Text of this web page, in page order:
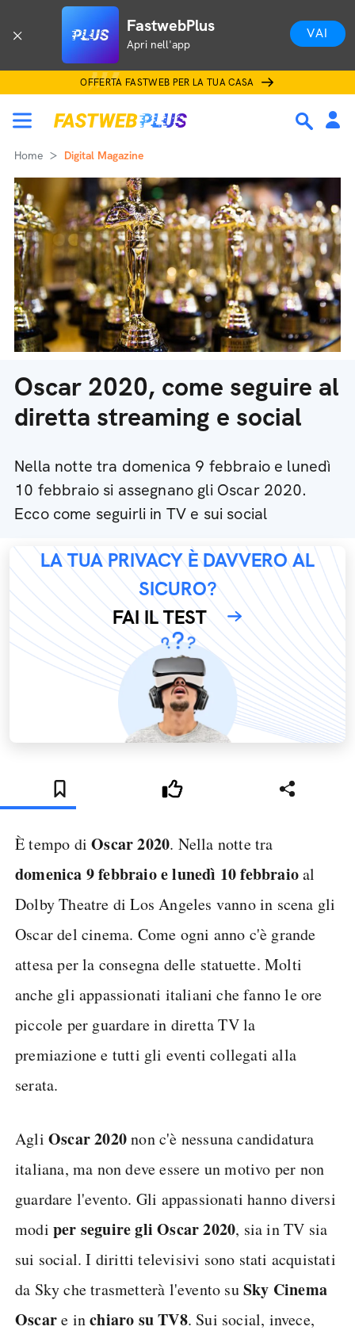
FastwebPlus
Apri nell'app
VAI
OFFERTA FASTWEB PER LA TUA CASA
Home Digital Magazine
Oscar 2020, come seguire al
diretta streaming e social
Nella notte tra domenica 9 febbraio e lunedì
10 febbraio si assegnano gli Oscar 2020.
Ecco come seguirli in TV e sui social
LA TUA PRIVACY È DAVVERO AL
SICURO?
FAI IL TEST
È tempo diOscar 2020. Nella notte tra
domenica 9 febbraio e lunedì 10 febbraioal
Dolby Theatre di Los Angeles vanno in scena gli
Oscar del cinema. Come ogni anno c'è grande
attesa per la consegna delle statuette. Molti
anche gli appassionati italiani che fanno le ore
piccole per guardare in diretta TV la
premiazione e tutti gli eventi collegati alla
serata.
Agli Oscar 2020non c'è nessuna candidatura
italiana, ma non deve essere un motivo per non
guardare l'evento. Gli appassionati hanno diversi
modiper seguire gli Oscar 2020, sia in TV sia
sui social. I diritti televisivi sono stati acquistati
da Sky che trasmetterà l'evento suSky Cinema
Oscare inchiaro su TV8. Sui social, invece,